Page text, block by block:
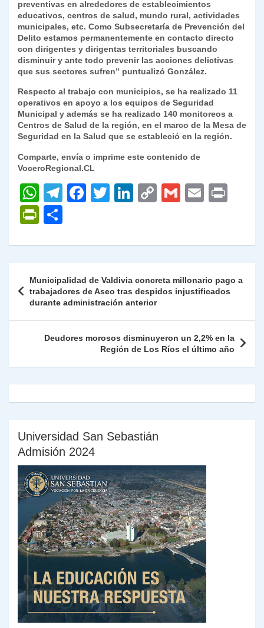
preventivas en alrededores de establecimientos
educativos, centros de salud, mundo rural, actividades
municipales, etc. Como Subsecretaría de Prevención del
Delito estamos permanentemente en contacto directo
con dirigentes y dirigentas territoriales buscando
disminuir y ante todo prevenir las acciones delictivas
que sus sectores sufren” puntualizó González.
Respecto al trabajo con municipios, se ha realizado 11
operativos en apoyo a los equipos de Seguridad
Municipal y además se ha realizado 140 monitoreos a
Centros de Salud de la región, en el marco de la Mesa de
Seguridad en la Salud que se estableció en la región.
Comparte, envía o imprime este contenido de
VoceroRegional.CL
W
h
at
s
p
p
T
gr
m
F
e
o
o
k
T
er
Li
e
n
C
y
n
k
G
l
E
l
P
nt
Fr
ie
n
dl
y
m
p
ar
tir
de
entradas
Municipalidad de Valdivia concreta millonario pago a
trabajadores de Aseo tras despidos injustificados
durante administración anterior
Deudores morosos disminuyeron un 2,2% en la
Región de Los Ríos el último año
Universidad San Sebastián
Admisión 2024